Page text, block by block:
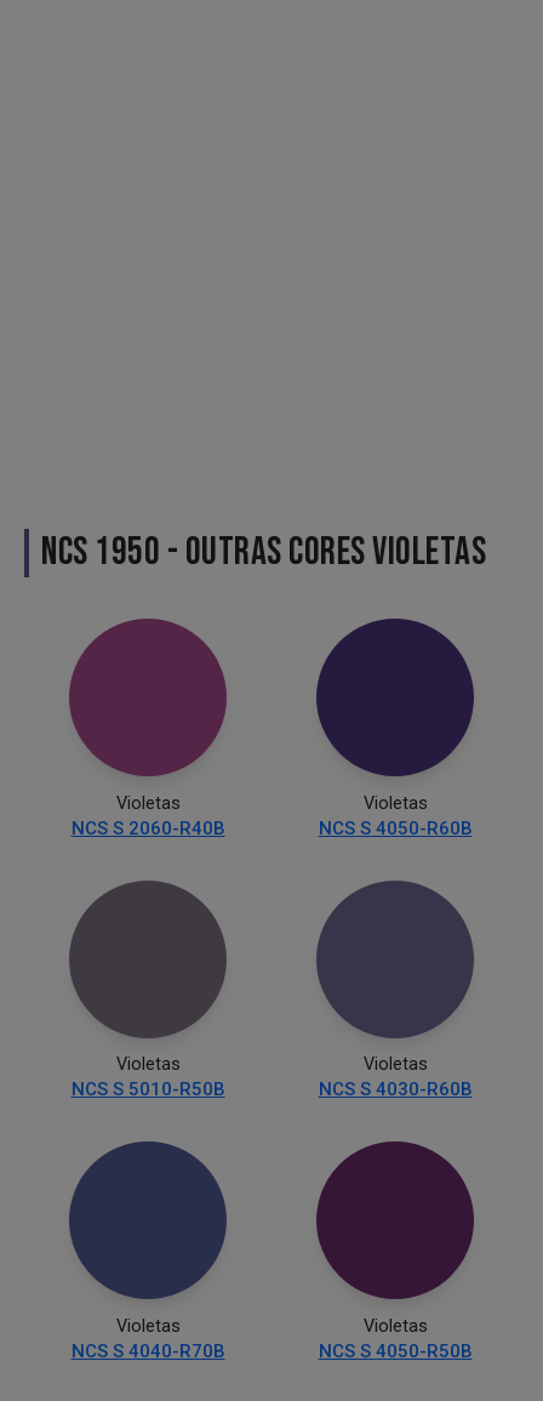
NCS 1950 - OUTRAS CORES VIOLETAS
Violetas
NCS S 2060-R40B
Violetas
NCS S 4050-R60B
Violetas
NCS S 5010-R50B
Violetas
NCS S 4030-R60B
Violetas
NCS S 4040-R70B
Violetas
NCS S 4050-R50B